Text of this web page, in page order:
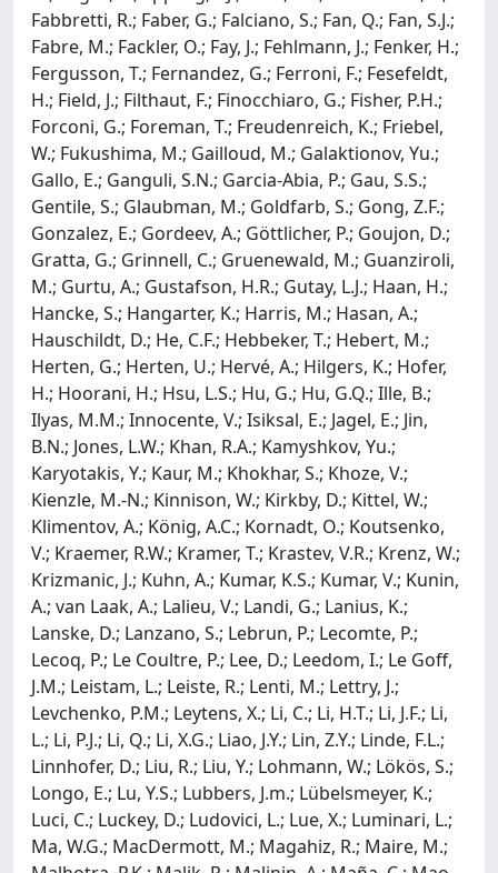
Fabbretti, R.; Faber, G.; Falciano, S.; Fan, Q.; Fan, S.J.;
Fabre, M.; Fackler, O.; Fay, J.; Fehlmann, J.; Fenker, H.;
Fergusson, T.; Fernandez, G.; Ferroni, F.; Fesefeldt,
H.; Field, J.; Filthaut, F.; Finocchiaro, G.; Fisher, P.H.;
Forconi, G.; Foreman, T.; Freudenreich, K.; Friebel,
W.; Fukushima, M.; Gailloud, M.; Galaktionov, Yu.;
Gallo, E.; Ganguli, S.N.; Garcia-Abia, P.; Gau, S.S.;
Gentile, S.; Glaubman, M.; Goldfarb, S.; Gong, Z.F.;
Gonzalez, E.; Gordeev, A.; Göttlicher, P.; Goujon, D.;
Gratta, G.; Grinnell, C.; Gruenewald, M.; Guanziroli,
M.; Gurtu, A.; Gustafson, H.R.; Gutay, L.J.; Haan, H.;
Hancke, S.; Hangarter, K.; Harris, M.; Hasan, A.;
Hauschildt, D.; He, C.F.; Hebbeker, T.; Hebert, M.;
Herten, G.; Herten, U.; Hervé, A.; Hilgers, K.; Hofer,
H.; Hoorani, H.; Hsu, L.S.; Hu, G.; Hu, G.Q.; Ille, B.;
Ilyas, M.M.; Innocente, V.; Isiksal, E.; Jagel, E.; Jin,
B.N.; Jones, L.W.; Khan, R.A.; Kamyshkov, Yu.;
Karyotakis, Y.; Kaur, M.; Khokhar, S.; Khoze, V.;
Kienzle, M.-N.; Kinnison, W.; Kirkby, D.; Kittel, W.;
Klimentov, A.; König, A.C.; Kornadt, O.; Koutsenko,
V.; Kraemer, R.W.; Kramer, T.; Krastev, V.R.; Krenz, W.;
Krizmanic, J.; Kuhn, A.; Kumar, K.S.; Kumar, V.; Kunin,
A.; van Laak, A.; Lalieu, V.; Landi, G.; Lanius, K.;
Lanske, D.; Lanzano, S.; Lebrun, P.; Lecomte, P.;
Lecoq, P.; Le Coultre, P.; Lee, D.; Leedom, I.; Le Goff,
J.M.; Leistam, L.; Leiste, R.; Lenti, M.; Lettry, J.;
Levchenko, P.M.; Leytens, X.; Li, C.; Li, H.T.; Li, J.F.; Li,
L.; Li, P.J.; Li, Q.; Li, X.G.; Liao, J.Y.; Lin, Z.Y.; Linde, F.L.;
Linnhofer, D.; Liu, R.; Liu, Y.; Lohmann, W.; Lökös, S.;
Longo, E.; Lu, Y.S.; Lubbers, J.m.; Lübelsmeyer, K.;
Luci, C.; Luckey, D.; Ludovici, L.; Lue, X.; Luminari, L.;
Ma, W.G.; MacDermott, M.; Magahiz, R.; Maire, M.;